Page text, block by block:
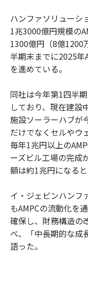
ハンファソリューシ
1兆3000億円規模の
1300億円（8億1200
半期末までに2025年
を進めている。
同社は今年第1四半
しており、現在建設
施設ソーラーハブが
だけでなくセルやウ
毎年1兆円以上の
ーズビル工場の完成
額は約1兆円になると
イ・ジェビンハンフ
もAMPCの流動化を
確保し、財務構造の
べ、「中長期的な成
語った。